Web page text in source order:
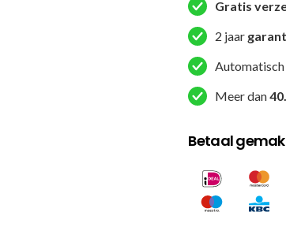
Blauw
Wit
aantal
Gratis
2 jaar
Meer dan
Betaal